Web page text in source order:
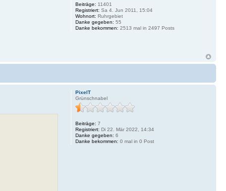
Beiträge: 11401
Registriert: Sa 4. Jun 2011, 15:04
Wohnort: Ruhrgebiet
Danke gegeben: 55
Danke bekommen: 2513 mal in 2497 Posts
PixelT
Grünschnabel
Beiträge: 7
Registriert: Di 22. Mär 2022, 14:34
Danke gegeben: 6
Danke bekommen: 0 mal in 0 Post